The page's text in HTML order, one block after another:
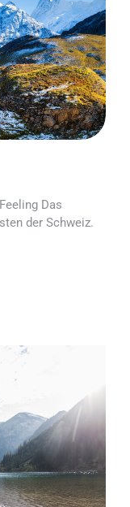
Das
der Schweiz.